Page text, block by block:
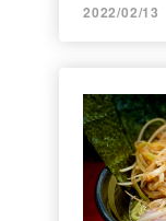
2022/02/13